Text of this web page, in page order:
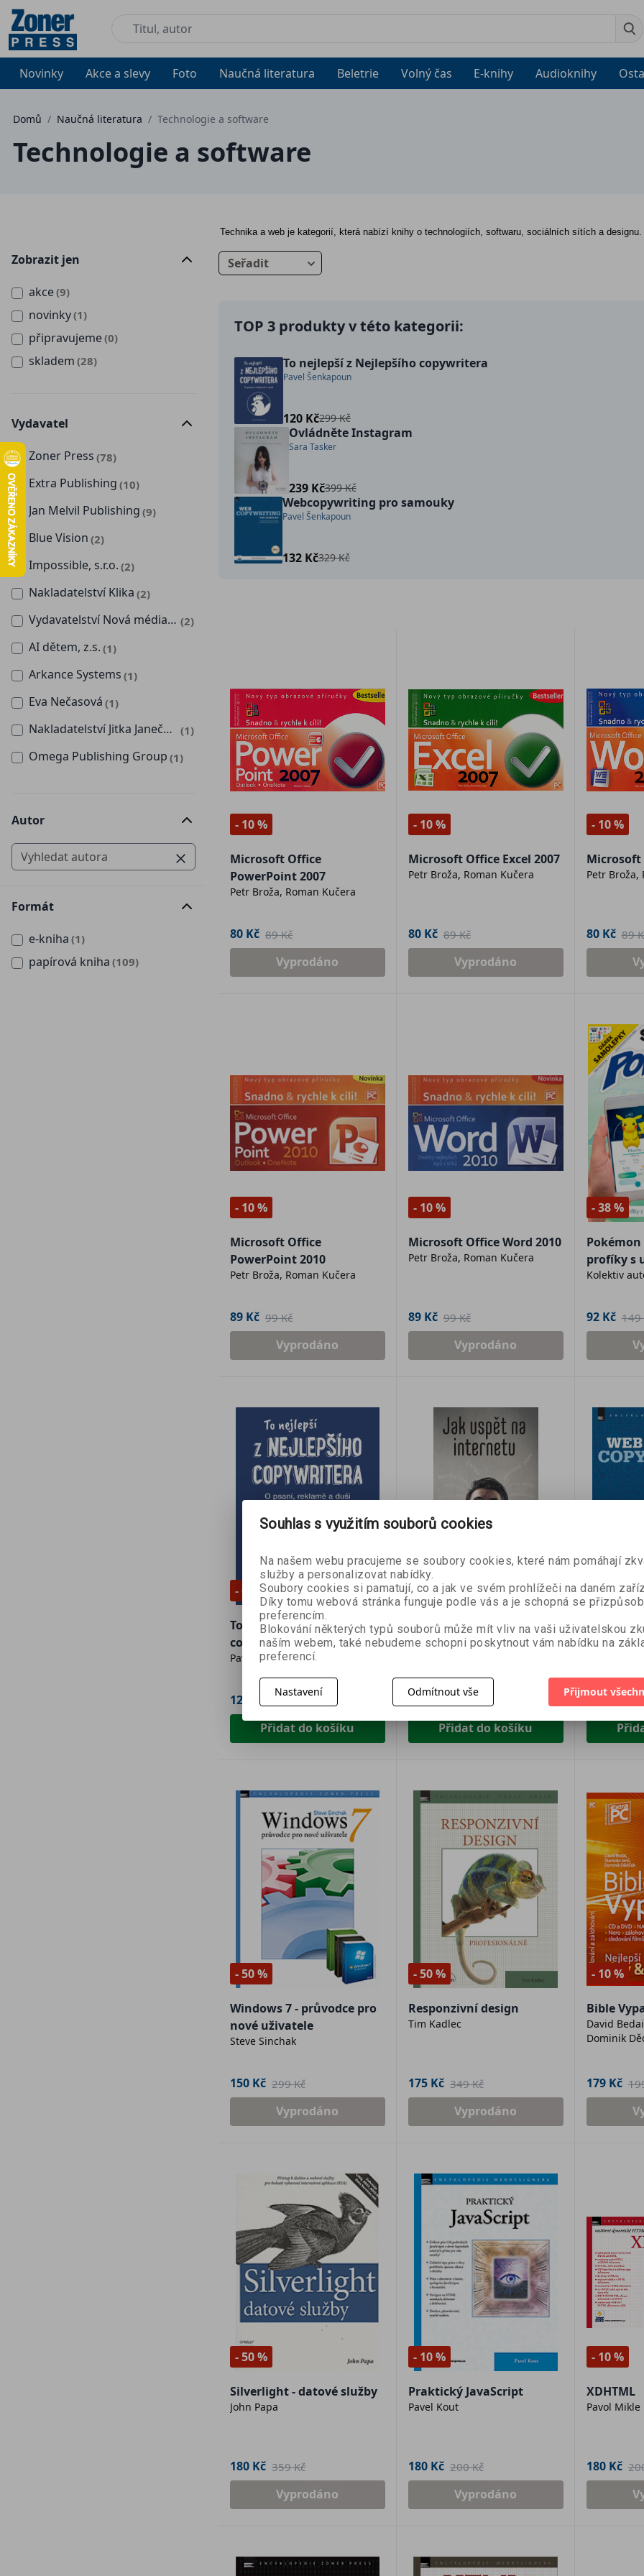
Novinky Akce a slevy Foto Naučná literatura Beletrie Volný čas E-knihy Audioknihy
Domů / Naučná literatura / Technologie a software
Technologie a software
Technika a web je kategorií, která nabízí knihy o technologiích, softwaru, sociálních sítích a
Zobrazit jen
akce(9)
novinky(1)
připravujeme(0)
skladem (28)
Vydavatel
Zoner Press (78)
Extra Publishing (10)
Jan Melvil Publishing (9)
Blue Vision (2)
Impossible, s.r.o. (2)
Nakladatelství Klika (2)
Vydavatelství Nová média, s. r. o. (2)
AI dětem, z.s. (1)
Arkance Systems (1)
Eva Nečasová (1)
Nakladatelství Jitka Janečková - SuperApple (1)
Omega Publishing Group (1)
Autor
Formát
e-kniha (1)
papírová kniha (109)
Seřadit
TOP 3 produkty v této kategorii:
To nejlepší z Nejlepšího copywritera
Pavel Šenkapoun
120 Kč299 Kč
Ovládněte Instagram
Sara Tasker
239 Kč399 Kč
Webcopywriting pro samouky
Pavel Šenkapoun
132 Kč329 Kč
- 10 %
Microsoft Office
PowerPoint 2007
Petr Broža, Roman Kučera
80 Kč 89 Kč
Vyprodáno
- 10 %
Microsoft Office Excel 2007
Petr Broža, Roman Kučera
80 Kč 89 Kč
Vyprodáno
- 10 %
Microsoft
Petr Broža,
80 Kč 89
- 10 %
Microsoft Office
PowerPoint 2010
Petr Broža, Roman Kučera
89 Kč 99 Kč
Vyprodáno
- 10 %
Microsoft Office Word 2010
Petr Broža, Roman Kučera
89 Kč 99 Kč
Vyprodáno
- 38 %
Pokémon
profíky s
návodem!
Kolektiv
92 Kč 149
- 60 %
To nejlepší z Nejlepšího
copywritera
Pavel Šenkapoun
120 Kč
Přidat do košíku
- 35 %
Jak uspět na internetu
Michal Prokop, Jiří Adamec
123 Kč
Přidat do košíku
- 60 %
samouky
132 Kč
- 50 %
Windows 7 - průvodce pro
nové uživatele
Steve Sinchak
150 Kč 299 Kč
Vyprodáno
- 50 %
Responzivní design
Tim Kadlec
175 Kč 349 Kč
Vyprodáno
- 10 %
Bible
David
Dominik
179 Kč
- 50 %
Silverlight - datové služby
John Papa
180 Kč 359 Kč
Vyprodáno
- 10 %
Praktický JavaScript
Pavel Kout
180 Kč 200 Kč
Vyprodáno
- 10 %
XDHTML
Pavol Mikle
180 Kč
Souhlas s využitím souborů cookies
Na našem webu pracujeme se soubory cookies, které nám pomáhají
služby a personalizovat nabídky.
Soubory cookies si pamatují, co a jak ve svém prohlížeči na daném
Díky tomu webová stránka funguje podle vás a je schopná se
preferencím.
Blokování některých typů souborů může mít vliv na vaši uživatelskou
naším webem, také nebudeme schopni poskytnout vám nabídku na
preferencí.
Nastavení Odmítnout vše Přijmout